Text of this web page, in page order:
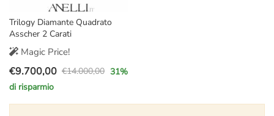
Trilogy Diamante Quadrato
Asscher 2 Carati
Magic Price!
€14.000,00
Il
prezzo
originale
€9.700,00
Il
prezzo
attuale
31%
di risparmio